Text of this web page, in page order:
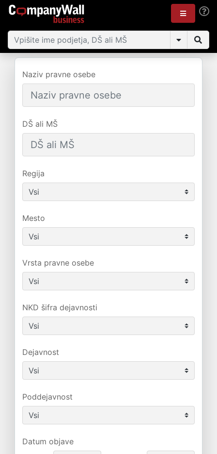
Naziv pravne osebe
DŠ ali MŠ
Regija
Mesto
Vrsta pravne osebe
NKD šifra dejavnosti
Dejavnost
Poddejavnost
Datum objave